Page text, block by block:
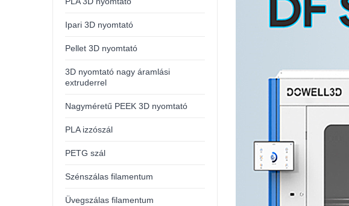
Ipari 3D nyomtató
Pellet 3D nyomtató
3D nyomtató nagy áramlási
extruderrel
Nagyméretű PEEK 3D nyomtató
PLA izzószál
PETG szál
Szénszálas filamentum
Üvegszálas filamentum